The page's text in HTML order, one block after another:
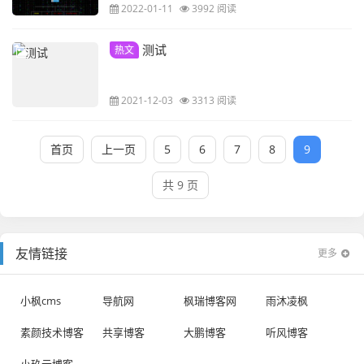
2022-01-11 3992 阅读
热文 测试
2021-12-03 3313 阅读
首页 上一页 5 6 7 8 9
共 9 页
友情链接 更多
小枫cms 导航网 枫瑞博客网 雨沐凌枫
素颜技术博客 共享博客 大鹏博客 听风博客